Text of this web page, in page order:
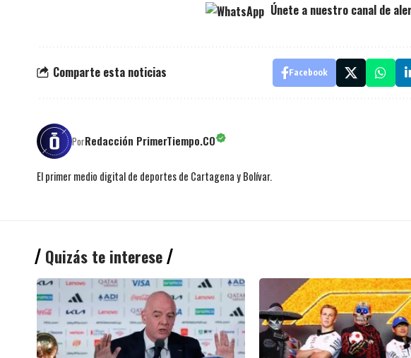
Únete a nuestro canal de
Comparte esta noticias Facebook
PorRedacción PrimerTiempo.CO
El primer medio digital de deportes de Cartagena y Bolívar.
Quizás te interese